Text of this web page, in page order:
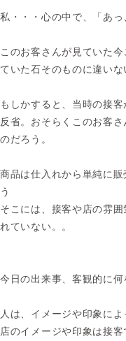
私・・・心の中で、「あっ
このお客さんが見ていた
ていた石そのものに違いな
もしかすると、当時の接
反省。おそらくこのお客
のだろう。
商品は仕入れから単純に
う
そこには、接客や店の雰
れていない。。
今日の出来事、客観的に何
人は、イメージや印象に
店のイメージや印象は接